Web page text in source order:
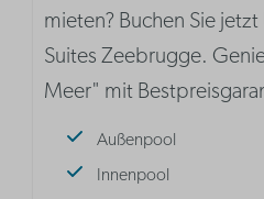
mieten? Buchen Sie
Suites Zeebrugge.
Meer" mit
Außenpool
Innenpool